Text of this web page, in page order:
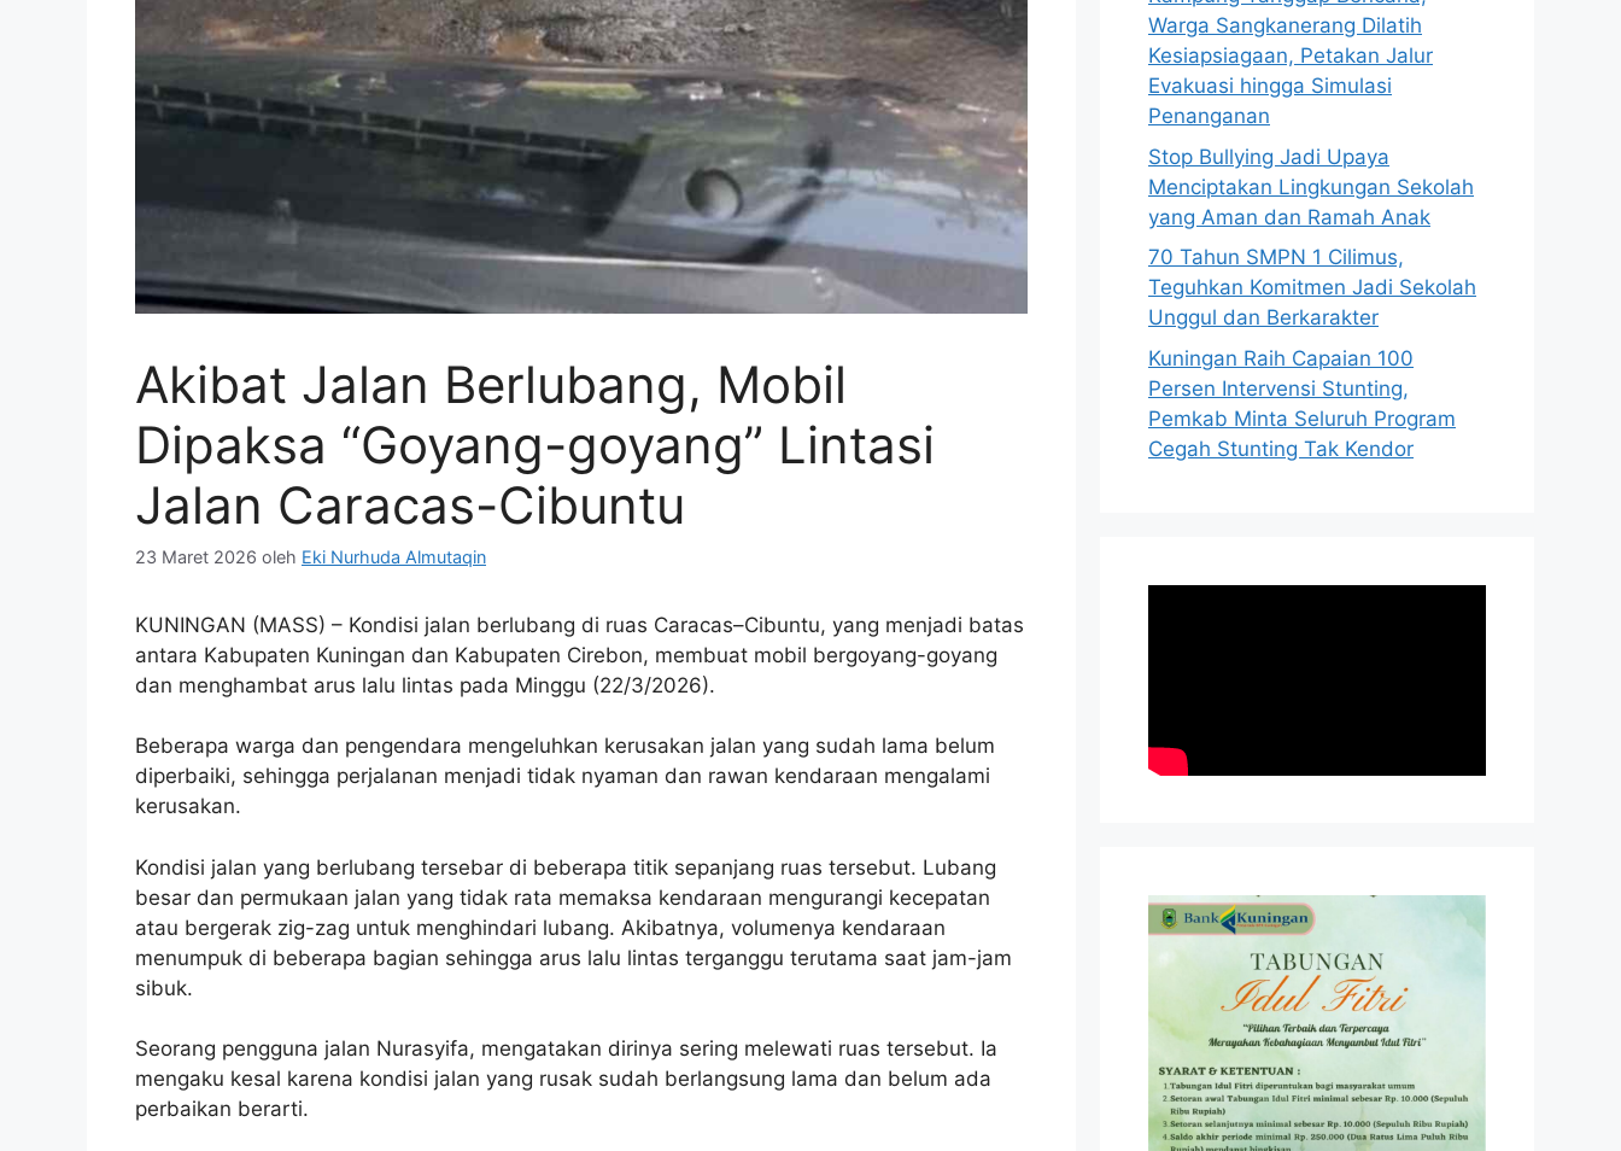
Akibat Jalan Berlubang, Mobil
Dipaksa “Goyang-goyang” Lintasi
Jalan Caracas-Cibuntu
23 Maret 2026 oleh Eki Nurhuda Almutaqin
KUNINGAN (MASS) – Kondisi jalan berlubang di ruas Caracas–Cibuntu, yang menjadi batas
antara Kabupaten Kuningan dan Kabupaten Cirebon, membuat mobil bergoyang-goyang
dan menghambat arus lalu lintas pada Minggu (22/3/2026).
Beberapa warga dan pengendara mengeluhkan kerusakan jalan yang sudah lama belum
diperbaiki, sehingga perjalanan menjadi tidak nyaman dan rawan kendaraan mengalami
kerusakan.
Kondisi jalan yang berlubang tersebar di beberapa titik sepanjang ruas tersebut. Lubang
besar dan permukaan jalan yang tidak rata memaksa kendaraan mengurangi kecepatan
atau bergerak zig-zag untuk menghindari lubang. Akibatnya, volumenya kendaraan
menumpuk di beberapa bagian sehingga arus lalu lintas terganggu terutama saat jam-jam
sibuk.
Seorang pengguna jalan Nurasyifa, mengatakan dirinya sering melewati ruas tersebut. Ia
mengaku kesal karena kondisi jalan yang rusak sudah berlangsung lama dan belum ada
perbaikan berarti.
Warga Sangkanerang Dilatih
Kesiapsiagaan, Petakan Jalur
Evakuasi hingga Simulasi
Penanganan
Stop Bullying Jadi Upaya
Menciptakan Lingkungan Sekolah
yang Aman dan Ramah Anak
70 Tahun SMPN 1 Cilimus,
Teguhkan Komitmen Jadi Sekolah
Unggul dan Berkarakter
Kuningan Raih Capaian 100
Persen Intervensi Stunting,
Pemkab Minta Seluruh Program
Cegah Stunting Tak Kendor